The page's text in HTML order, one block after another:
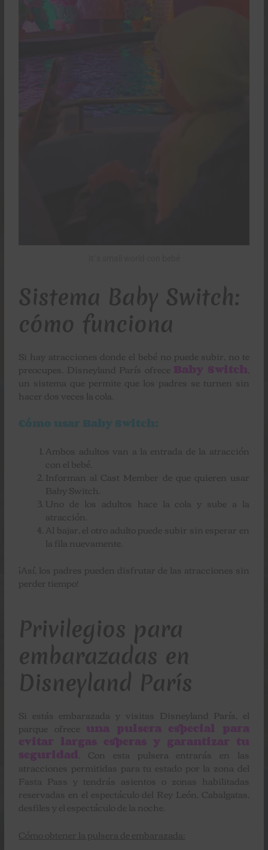
Sistema Baby Switch:
cómo funciona
Si hay atracciones donde el bebé no puede subir, no te
preocupes. Disneyland París ofrece Baby Switch
un sistema que permite que los padres se turnen sin
hacer dos veces la cola.
Cómo usar Baby Switch:
Ambos adultos van a la entrada de la atracción
con el bebé.
Informan al Cast Member de que quieren usar
Baby Switch.
Uno de los adultos hace la cola y sube a la
atracción.
Al bajar, el otro adulto puede subir sin esperar en
la fila nuevamente.
¡Así, los padres pueden disfrutar de las atracciones sin
perder tiempo!
Privilegios para
embarazadas en
Disneyland París
Si estás embarazada y visitas Disneyland París, el
parque ofrece una pulsera especial para
evitar largas esperas y garantizar tu
seguridad . Con esta pulsera entrarás en las
atracciones permitidas para tu estado por la zona del
Fasta Pass y tendrás asientos o zonas habilitadas
reservadas en el espectáculo del Rey León, Cabalgatas,
desfiles y el espectáculo de la noche.
Cómo obtener la pulsera de embarazada: